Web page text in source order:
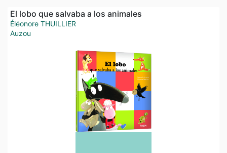
El lobo que salvaba a los animales
Éléonore THUILLIER
Auzou